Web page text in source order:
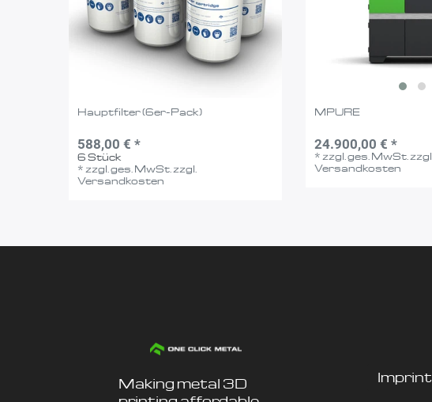
Hauptfilter (6er-Pack)
588,00 € *
6Stück
* zzgl. ges. MwSt. zzgl.
Versandkosten
MPURE
24.900,00 € *
* zzgl. ges. MwSt. zzgl.
Versandkosten
Making metal 3D
Imprint